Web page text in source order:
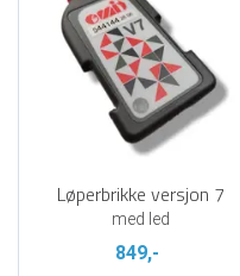
Løperbrikke versjon 7
med led
849,-